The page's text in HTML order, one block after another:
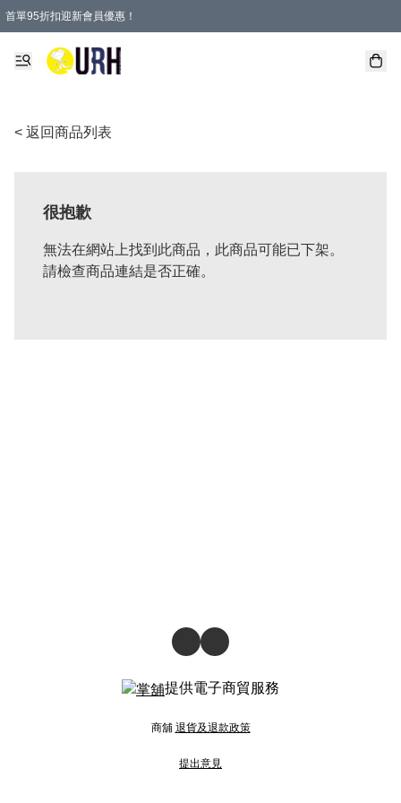
首單95折扣迎新會員優惠！
特選會員可享全單低至 95 折優惠！
單一訂單滿HKD600(澳門HKD800)包郵寄順豐送到家。
< 返回商品列表
很抱歉
無法在網站上找到此商品，此商品可能已下架。
請檢查商品連結是否正確。
提供電子商貿服務
商舖 退貨及退款政策
提出意見